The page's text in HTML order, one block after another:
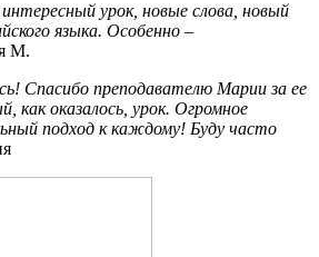
урок, новые слова, новый
языка. Особенно –
М.
Спасибо преподавателю Марии за ее
как оказалось, урок. Огромное
подход к каждому! Буду часто